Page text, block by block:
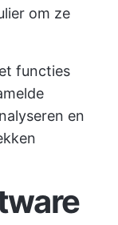
om ze
functies
en